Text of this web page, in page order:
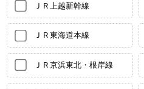
ＪＲ上越新幹線
ＪＲ東海道本線
ＪＲ京浜東北・根岸線